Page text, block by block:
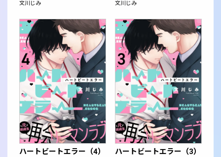
文川じみ 文川じみ
ハートビートエラー（4） ハートビートエラー（3）